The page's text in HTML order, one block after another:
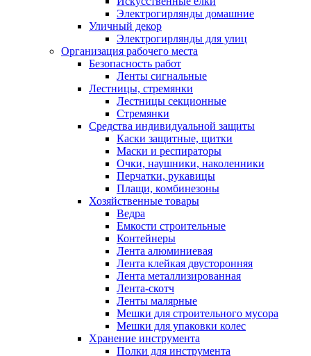
Электрогирлянды домашние
Уличный декор
Электрогирлянды для улиц
Организация рабочего места
Безопасность работ
Ленты сигнальные
Лестницы, стремянки
Лестницы секционные
Стремянки
Средства индивидуальной защиты
Каски защитные, щитки
Маски и респираторы
Очки, наушники, наколенники
Перчатки, рукавицы
Плащи, комбинезоны
Хозяйственные товары
Ведра
Емкости строительные
Контейнеры
Лента алюминиевая
Лента клейкая двусторонняя
Лента металлизированная
Лента-скотч
Ленты малярные
Мешки для строительного мусора
Мешки для упаковки колес
Хранение инструмента
Полки для инструмента